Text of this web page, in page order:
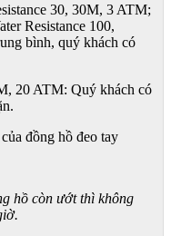
30, 30M, 3 ATM;
Resistance 100,
bình, quý khách có
20 ATM: Quý khách có
hồ còn ướt thì không